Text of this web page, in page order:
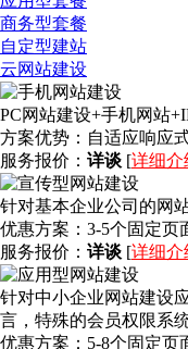
商务型套餐
自定型建站
云网站建设
PC网站建设+手机网站
方案优势： 自适应响应
服务报价： 详谈 [详细介
针对基本企业公司的网
优惠方案： 3-5个固定页
服务报价： 详谈 [详细介
针对中小企业网站建设
言，特殊的会员权限系统
优惠方案： 5-8个固定页